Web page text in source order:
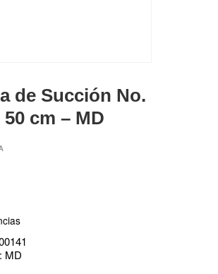
de Succión No.
50 cm – MD
MD